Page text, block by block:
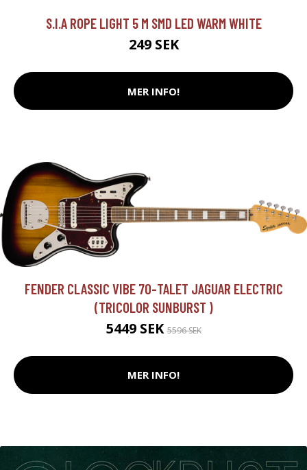
S.I.A ROPE LIGHT 5 M SMD LED WARM WHITE
249 SEK
MER INFO!
FENDER CLASSIC VIBE 70-TALET JAGUAR ELECTRIC
(TRICOLOR SUNBURST )
5449 SEK5596 SEK
MER INFO!